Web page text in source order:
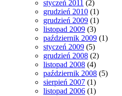
styczeń 2011 (2)
grudzień 2010 (1)
grudzień 2009 (1)
listopad 2009 (3)
październik 2009 (1)
styczeń 2009 (5)
grudzień 2008 (2)
listopad 2008 (4)
październik 2008 (5)
sierpień 2007 (1)
listopad 2006 (1)